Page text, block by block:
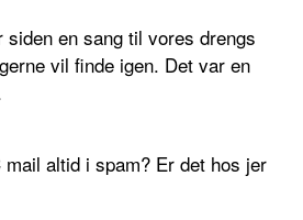
en sang til vores drengs
vil finde igen. Det var en
mail altid i spam? Er det hos jer